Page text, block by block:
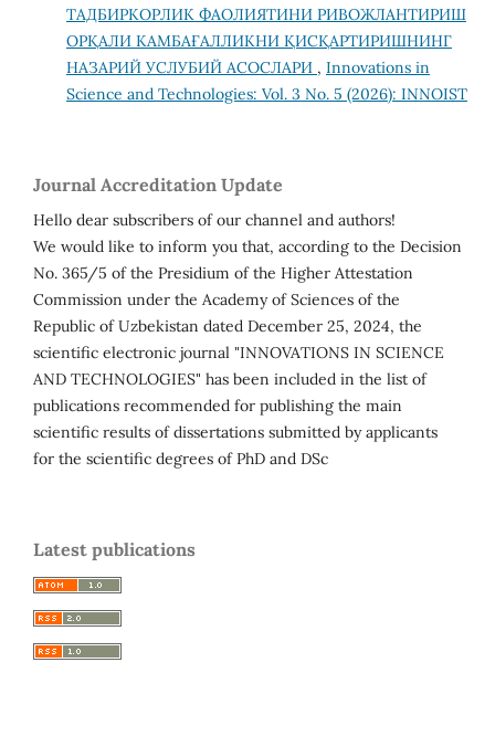
ТАДБИРКОРЛИК ФАОЛИЯТИНИ РИВОЖЛАНТИРИШ
ОРҚАЛИ КАМБАҒАЛЛИКНИ ҚИСҚАРТИРИШНИНГ
НАЗАРИЙ УСЛУБИЙ АСОСЛАРИ , Innovations in
Science and Technologies: Vol. 3 No. 5 (2026): INNOIST
Journal Accreditation Update
Hello dear subscribers of our channel and authors!
We would like to inform you that, according to the Decision
No. 365/5 of the Presidium of the Higher Attestation
Commission under the Academy of Sciences of the
Republic of Uzbekistan dated December 25, 2024, the
scientific electronic journal "INNOVATIONS IN SCIENCE
AND TECHNOLOGIES" has been included in the list of
publications recommended for publishing the main
scientific results of dissertations submitted by applicants
for the scientific degrees of PhD and DSc
Latest publications